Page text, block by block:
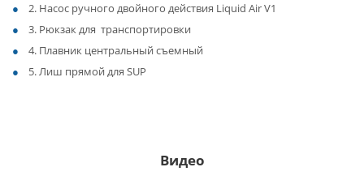
2. Насос ручного двойного действия Liquid Air V1
3. Рюкзак для транспортировки
4. Плавник центральный съемный
5. Лиш прямой для SUP
Видео